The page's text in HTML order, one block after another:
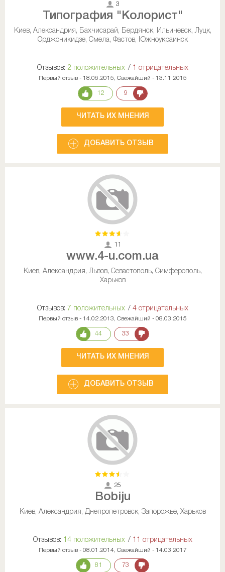
3
Типография "Колорист"
Киев, Александрия, Бахчисарай, Бердянск, Ильичевск, Луцк,
Орджоникидзе, Смела, Фастов, Южноукраинск
Отзывов: 2 положительных / 1 отрицательных
Первый отзыв - 18.06.2015, Свежайший - 13.11.2015
12 9
ЧИТАТЬ ИХ МНЕНИЯ
ДОБАВИТЬ ОТЗЫВ
11
www.4-u.com.ua
Киев, Александрия, Львов, Севастополь, Симферополь,
Харьков
Отзывов: 7 положительных / 4 отрицательных
Первый отзыв - 14.02.2013, Свежайший - 08.03.2015
44 33
ЧИТАТЬ ИХ МНЕНИЯ
ДОБАВИТЬ ОТЗЫВ
25
Bobiju
Киев, Александрия, Днепропетровск, Запорожье, Харьков
Отзывов: 14 положительных / 11 отрицательных
Первый отзыв - 08.01.2014, Свежайший - 14.03.2017
81 73